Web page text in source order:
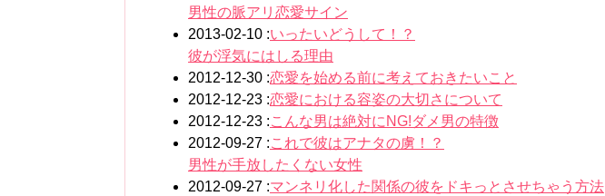
男性の脈アリ恋愛サイン
2013-02-10 :いったいどうして！？
彼が浮気にはしる理由
2012-12-30 :恋愛を始める前に考えておきたいこと
2012-12-23 :恋愛における容姿の大切さについて
2012-12-23 :こんな男は絶対にNG!ダメ男の特徴
2012-09-27 :これで彼はアナタの虜！？
男性が手放したくない女性
2012-09-27 :マンネリ化した関係の彼をドキっとさせちゃう方法